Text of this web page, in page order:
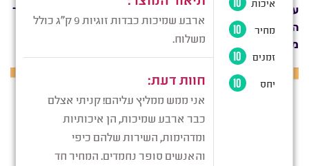
על בסיס קטלוג הקריטריונים הנרחב של OEKO-TEX®. במהלך
הבדיקה נלקחים בחשבון מספר רב של גורמים. מוסדרים ולא
מוסדרים, שעלולים להזיק לבריאות האדם.